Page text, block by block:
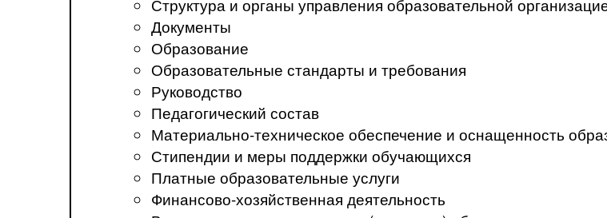
Структура и органы управления образовательной
Документы
Образование
Образовательные стандарты и требования
Руководство
Педагогический состав
Материально-техническое обеспечение и оснащенность
Стипендии и меры поддержки обучающихся
Платные образовательные услуги
Финансово-хозяйственная деятельность